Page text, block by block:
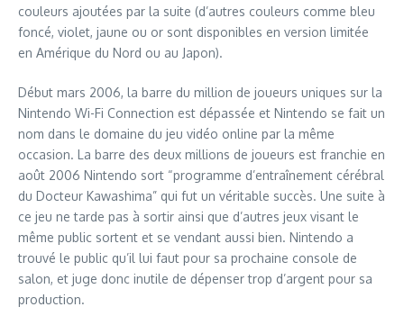
couleurs ajoutées par la suite (d’autres couleurs comme bleu
foncé, violet, jaune ou or sont disponibles en version limitée
en Amérique du Nord ou au Japon).
Début mars 2006, la barre du million de joueurs uniques sur la
Nintendo Wi-Fi Connection est dépassée et Nintendo se fait un
nom dans le domaine du jeu vidéo online par la même
occasion. La barre des deux millions de joueurs est franchie en
août 2006 Nintendo sort “programme d’entraînement cérébral
du Docteur Kawashima” qui fut un véritable succès. Une suite à
ce jeu ne tarde pas à sortir ainsi que d’autres jeux visant le
même public sortent et se vendant aussi bien. Nintendo a
trouvé le public qu’il lui faut pour sa prochaine console de
salon, et juge donc inutile de dépenser trop d’argent pour sa
production.